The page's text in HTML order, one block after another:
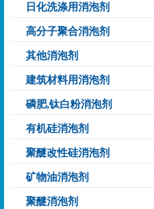
日化洗涤用消泡剂
高分子聚合消泡剂
其他消泡剂
建筑材料用消泡剂
磷肥,钛白粉消泡剂
有机硅消泡剂
聚醚改性硅消泡剂
矿物油消泡剂
聚醚消泡剂